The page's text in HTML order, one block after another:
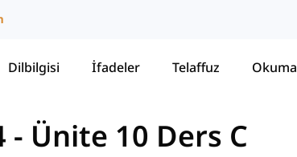
Dilbilgisi İfadeler Telaffuz Okuma
- Ünite 10 Ders C